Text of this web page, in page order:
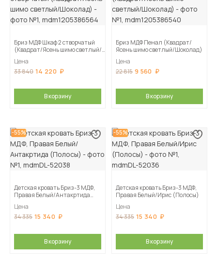
Бриз МДФ Шкаф 2 створчатый
(Квадрат/Ясень шимо светлый/
Цена
33 840 14 220
В корзину
Бриз МДФ Пенал (Квадрат/
Ясень шимо светлый/Шоколад)
Цена
22 815 9 560
В корзину
-55%
Детская кровать Бриз-3 МДФ,
Правая Белый/Антакртида
Цена
34 335 15 340
В корзину
-55%
Детская кровать Бриз-3 МДФ,
Правая Белый/Ирис (Полосы)
Цена
34 335 15 340
В корзину